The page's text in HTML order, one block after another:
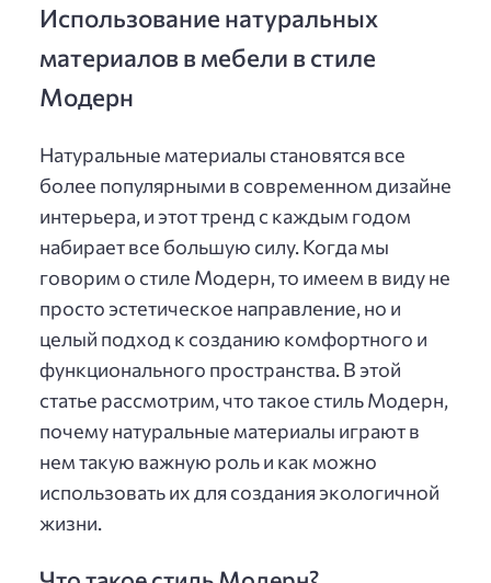
Использование натуральных
материалов в мебели в стиле
Модерн
Натуральные материалы становятся все
более популярными в современном дизайне
интерьера, и этот тренд с каждым годом
набирает все большую силу. Когда мы
говорим о стиле Модерн, то имеем в виду не
просто эстетическое направление, но и
целый подход к созданию комфортного и
функционального пространства. В этой
статье рассмотрим, что такое стиль Модерн,
почему натуральные материалы играют в
нем такую важную роль и как можно
использовать их для создания экологичной
жизни.